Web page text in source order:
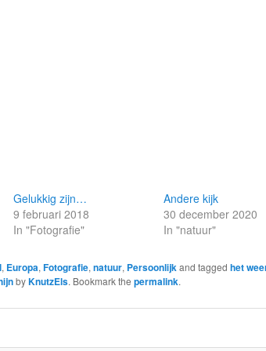
Gelukkig zijn…
9 februari 2018
In "Fotografie"
Andere kijk
30 december 2020
In "natuur"
, Europa,Fotografie,natuur, Persoonlijkand tagged het
byKnutzEls. Bookmark the permalink.